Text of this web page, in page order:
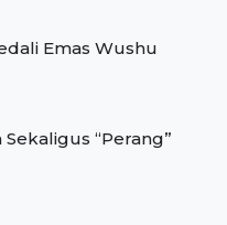
Emas Wushu
“Perang”